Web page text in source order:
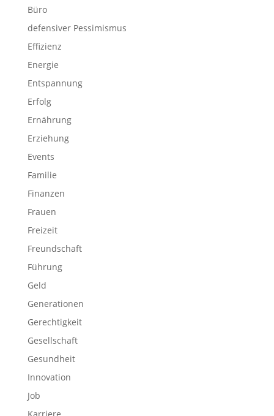
Büro
defensiver Pessimismus
Effizienz
Energie
Entspannung
Erfolg
Ernährung
Erziehung
Events
Familie
Finanzen
Frauen
Freizeit
Freundschaft
Führung
Geld
Generationen
Gerechtigkeit
Gesellschaft
Gesundheit
Innovation
Job